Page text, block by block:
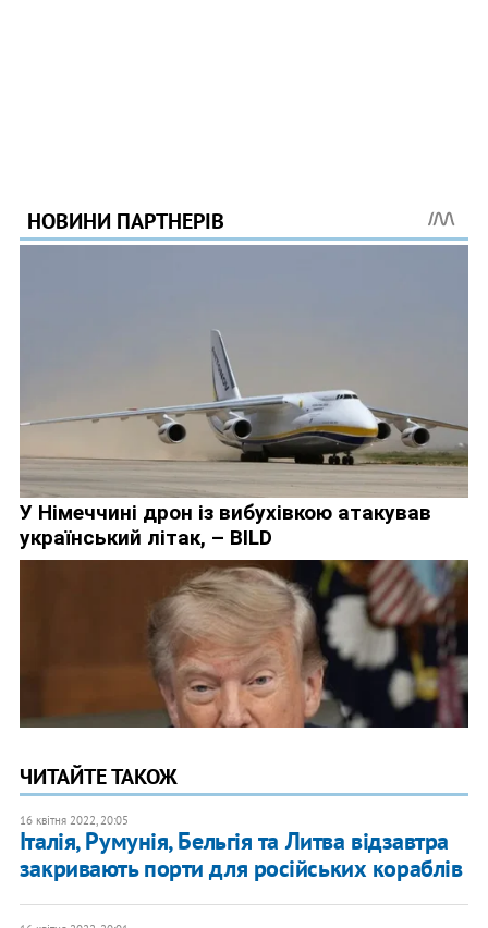
ЧИТАЙТЕ ТАКОЖ
16 квітня 2022, 20:05
Італія, Румунія, Бельгія та Литва відзавтра
закривають порти для російських кораблів